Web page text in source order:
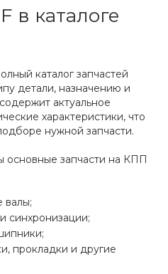
в каталоге
каталог запчастей
детали, назначению и
актуальное
характеристики, что
нужной запчасти.
основные запчасти на КПП
валы;
синхронизации;
прокладки и другие